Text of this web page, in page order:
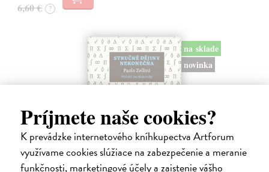
Príjmete naše cookies?
K prevádzke internetového kníhkupectva Artforum
využívame cookies slúžiace na zabezpečenie a meranie
funkčnosti, marketingové účely a zaistenie vášho
6,60 € ?
na sklade
novinka